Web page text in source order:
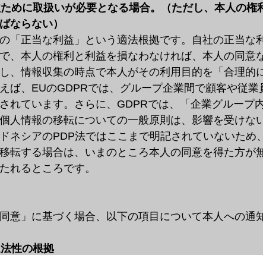
めに取扱いが必要となる場合。（ただし、本人の権
ならない）
「正当な利益」という適法根拠です。自社の正当な
、本人の権利と利益を損なわなければ、本人の同意
、情報収集の時点で本人がその利用目的を「合理的
ば、EUのGDPRでは、グループ企業間で顧客や従業
れています。さらに、GDPRでは、「企業グループ
人情報の移転についての一般原則は、影響を受けな
ネシアのPDP法ではここまで明記されていないため
転する場合は、いまのところ本人の同意を得た方が
れるところです。
意」に基づく場合、以下の項目について本人への通
性の根拠